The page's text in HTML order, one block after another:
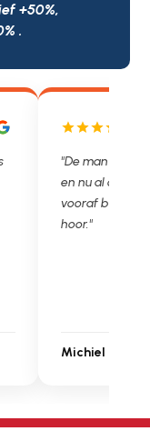
+50%,
.
"Wat een fijn
met een
je niet zo goed
Ontstoppen.nl
Sarah Touat